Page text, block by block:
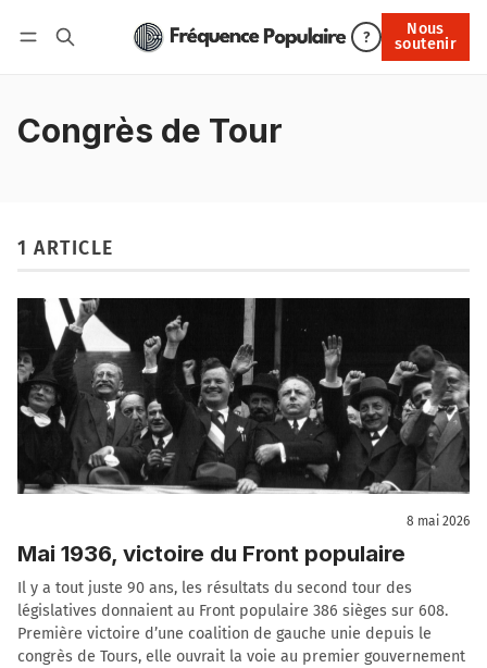
?
Nous
soutenir
Nous soutenir
Congrès de Tour
1 ARTICLE
8 mai 2026
Mai 1936, victoire du Front populaire
Il y a tout juste 90 ans, les résultats du second tour des
législatives donnaient au Front populaire 386 sièges sur 608.
Première victoire d’une coalition de gauche unie depuis le
congrès de Tours, elle ouvrait la voie au premier gouvernement